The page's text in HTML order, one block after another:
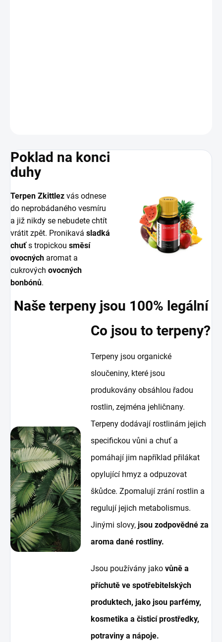
Poklad na konci
duhy
Terpen Zkittlez vás odnese
do neprobádaného vesmíru
a již nikdy se nebudete chtít
vrátit zpět. Pronikavá sladká
chuťs tropickou směsí
ovocných aromat a
cukrových ovocných
bonbónů.
Naše terpeny jsou 100% legální
Co jsou to terpeny?
Terpeny jsou organické
sloučeniny, které jsou
produkovány obsáhlou řadou
rostlin, zejména jehličnany.
Terpeny dodávají rostlinám jejich
specifickou vůni a chuť a
pomáhají jim například přilákat
opylující hmyz a odpuzovat
škůdce. Zpomalují zrání rostlin a
regulují jejich metabolismus.
Jinými slovy,jsou zodpovědné za
aroma dané rostliny.
Jsou používány jakovůně a
příchutě ve spotřebitelských
produktech, jako jsou parfémy,
kosmetika a čisticí prostředky,
potraviny a nápoje.